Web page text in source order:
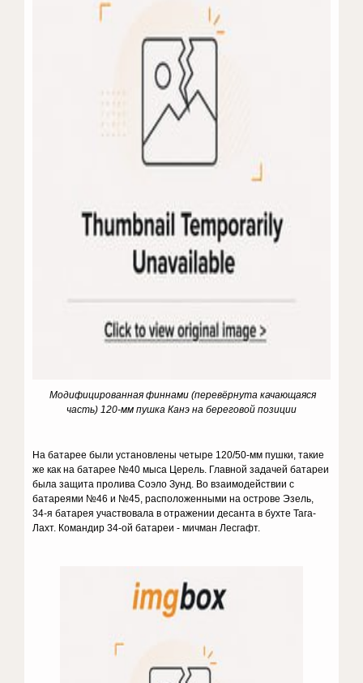
Модифицированная финнами (перевёрнута качающаяся
часть) 120-мм пушка Канэ на береговой позиции
На батарее были установлены четыре 120/50-мм пушки, такие
же как на батарее №40 мыса Церель. Главной задачей батареи
была защита пролива Соэло Зунд. Во взаимодействии с
батареями №46 и №45, расположенными на острове Эзель,
34-я батарея участвовала в отражении десанта в бухте Тага-
Лахт. Командир 34-ой батареи - мичман Лесгафт.